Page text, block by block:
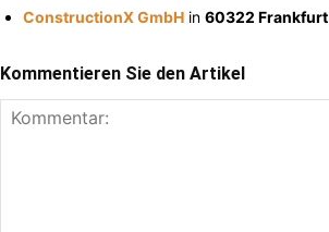
ConstructionX GmbH in 60322 Frankfurt
Kommentieren Sie den Artikel